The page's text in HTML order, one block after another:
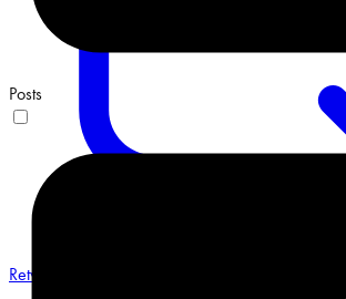
Retweet on Twitter 2068548487491551658
Posts